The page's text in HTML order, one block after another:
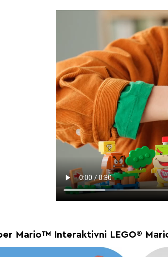
Mario™ Interaktivni LEGO®